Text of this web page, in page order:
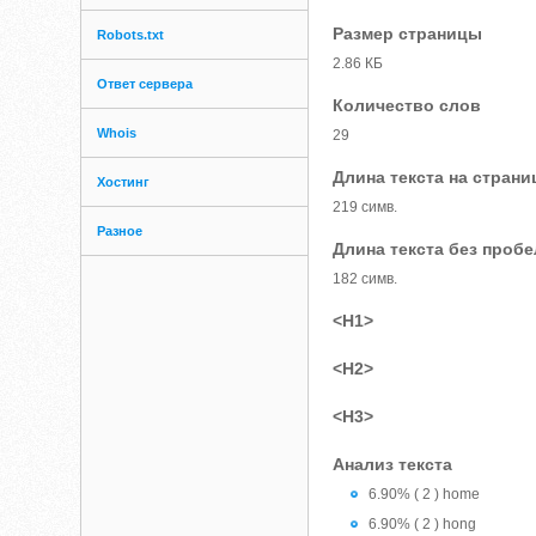
Robots.txt
Ответ сервера
Whois
Хостинг
Разное
Размер страницы
2.86 КБ
Количество слов
29
Длина текста на
219 симв.
Длина текста без
182 симв.
<H1>
<H2>
<H3>
Анализ текста
6.90% ( 2 ) home
6.90% ( 2 ) hong